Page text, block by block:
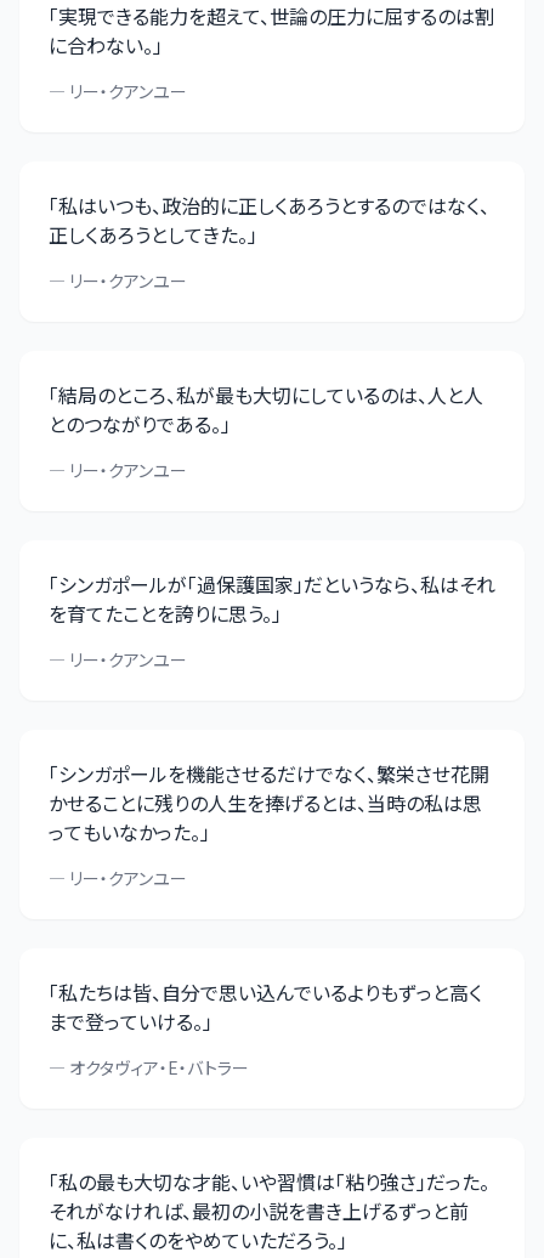
「実現できる能力を超えて、世論の圧力に屈するのは割
に合わない。」
— リー・クアンユー
「私はいつも、政治的に正しくあろうとするのではなく、
正しくあろうとしてきた。」
— リー・クアンユー
「結局のところ、私が最も大切にしているのは、人と人
とのつながりである。」
— リー・クアンユー
「シンガポールが「過保護国家」だというなら、私はそれ
を育てたことを誇りに思う。」
— リー・クアンユー
「シンガポールを機能させるだけでなく、繁栄させ花開
かせることに残りの人生を捧げるとは、当時の私は思
ってもいなかった。」
— リー・クアンユー
「私たちは皆、自分で思い込んでいるよりもずっと高く
まで登っていける。」
— オクタヴィア・E・バトラー
「私の最も大切な才能、いや習慣は「粘り強さ」だった。
それがなければ、最初の小説を書き上げるずっと前
に、私は書くのをやめていただろう。」